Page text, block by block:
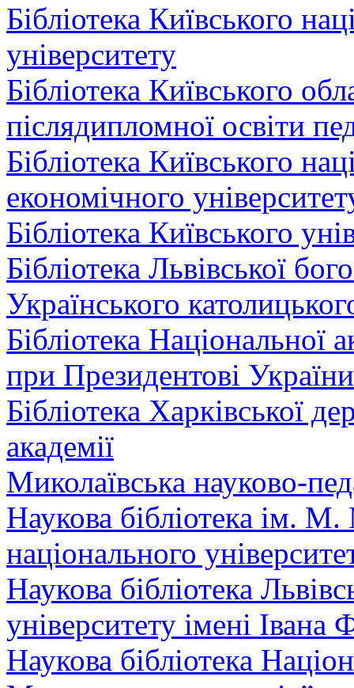
Бібліотека Київського
університету
Бібліотека Київського
післядипломної освіти
Бібліотека Київського
економічного
Бібліотека Київського
Бібліотека Львівської
Українського
Бібліотека Національної
при Президентові України
Бібліотека Харківської
академії
Миколаївська науково-
Наукова бібліотека ім.
національного
Наукова бібліотека
університету імені Івана
Наукова бібліотека